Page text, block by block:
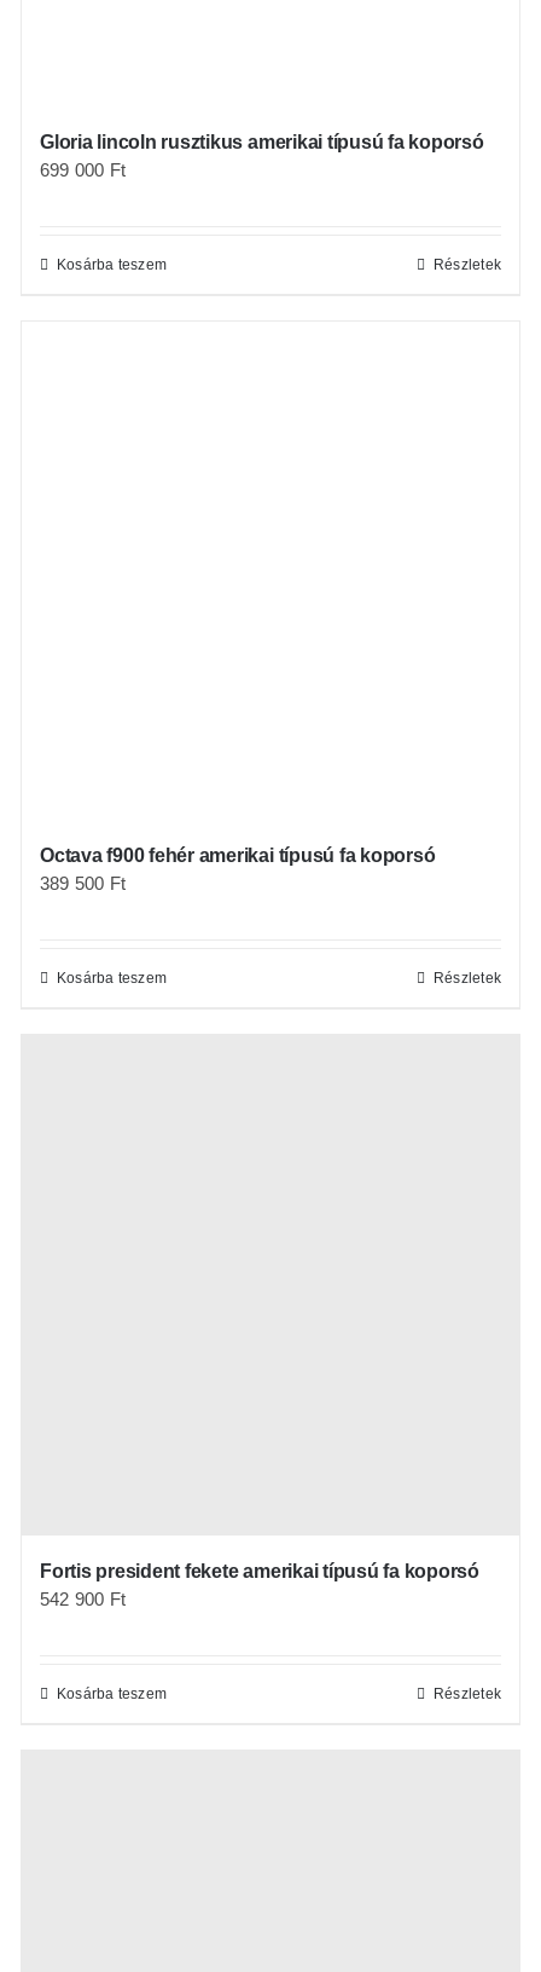
Gloria lincoln rusztikus amerikai típusú fa koporsó
699 000 Ft
Kosárba teszem Részletek
Octava f900 fehér amerikai típusú fa koporsó
389 500 Ft
Kosárba teszem Részletek
Fortis president fekete amerikai típusú fa koporsó
542 900 Ft
Kosárba teszem Részletek